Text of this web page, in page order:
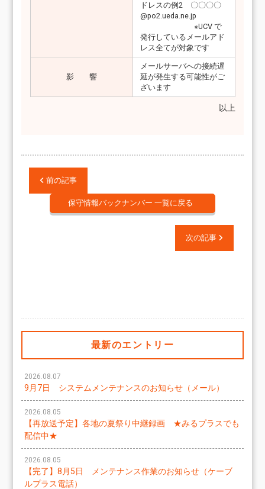
ドレスの例2 〇〇〇〇
@po2.ueda.ne.jp
※UCV で
発行しているメールアド
レス全てが対象です
影 響
メールサーバへの接続遅
延が発生する可能性がご
ざいます
以上
前の記事
保守情報バックナンバー 一覧に戻る
次の記事
最新のエントリー
2026.08.07
9月7日 システムメンテナンスのお知らせ（メール）
2026.08.05
【再放送予定】各地の夏祭り中継録画 ★みるプラスでも
配信中★
2026.08.05
【完了】8月5日 メンテナンス作業のお知らせ（ケーブ
ルプラス電話）